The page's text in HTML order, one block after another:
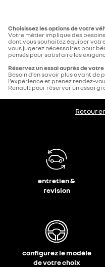
Choisissez les options de votre
Votre métier implique des
dont vous souhaitez équiper
vous jugerez nécessaires pour
pensés pour satisfaire les
Réservez un essai auprès de
Besoin d’en savoir plus avant de
l’expérience et prenez rendez-
Renault pour réserver un essai
Retour
entretien &
revision
configurez le modèle
de votre choix